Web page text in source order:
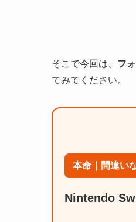
そこで今回は、 フ
てみてください。
本命｜間違い
Nintendo